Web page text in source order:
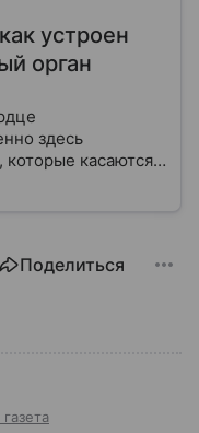
устроен
орган
здесь
касаются
и
Поделиться